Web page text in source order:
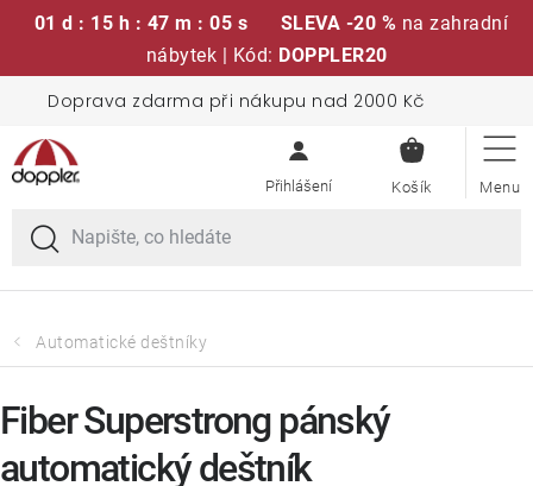
01 d : 15 h : 47 m : 04 s SLEVA -20 % na zahradní
nábytek | Kód: DOPPLER20
obsah
Doprava zdarma při nákupu nad 2000 Kč
KOŠÍK
Sedací soupravy
Slunečníky
Křesla a židle
Lavice a houpačky
Automatické deštníky
Fiber Superstrong pánský
automatický deštník